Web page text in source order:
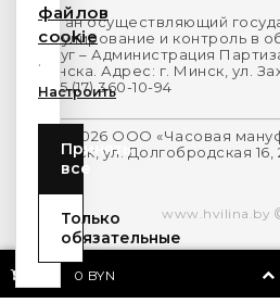
Орган осуществляющий
регулирование и контроль в
услуг – Администрация
Минска. Адрес: г. Минск, ул.
+375 (17) 360-10-94
2014-2026 ООО «Часовая
г.Минск, ул. Долгобродская 16,
www.hvilina.by
0 BYN
файлов
cookie
.
Настроить
Принять
все
Только
обязательные